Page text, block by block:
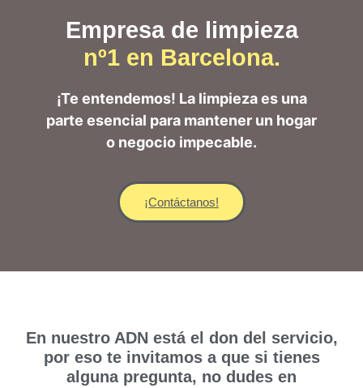
Empresa de limpieza
nº1 en Barcelona.
¡Te entendemos! La limpieza es una
parte esencial para mantener un hogar
o negocio impecable.
¡Contáctanos!
En nuestro ADN está el don del servicio,
por eso te invitamos a que si tienes
alguna pregunta, no dudes en